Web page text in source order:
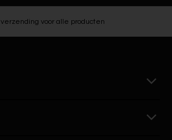
verzending voor alle producten